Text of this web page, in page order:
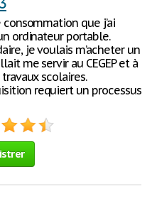
de consommation que j’ai
ordinateur portable.
je voulais m’acheter un
me servir au CEGEP et à
scolaires.
requiert un processus